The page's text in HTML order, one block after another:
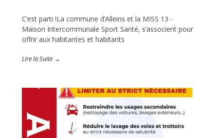
C’est parti !La commune d’Alleins et la MISS 13 -
Maison Intercommunale Sport Santé, s’associent pour
offrir aux habitantes et habitants
Lire la Suite →